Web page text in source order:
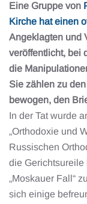
Eine Gruppe von
Kirche hat einen
Angeklagten und
veröffentlicht, bei
die
Sie zählen zu
bewogen, den
In der Tat wurde
„Orthodoxie und
Russischen
die Gerichtsureile
„Moskauer Fall“
sich einige